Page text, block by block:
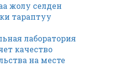
жолу селден
тараптуу
лаборатория
качество
на месте